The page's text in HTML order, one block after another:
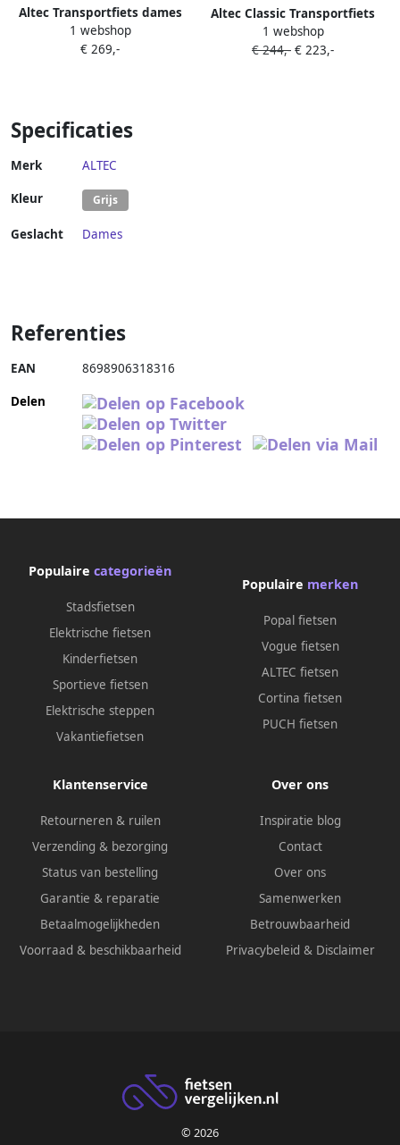
Altec Transportfiets dames
Classic 28 Inch 53 cm Dames
Terugtraprem Zalmroze
1 webshop
€ 269,-
Altec Classic Transportfiets
Damesfiets 28 inch 53 cm
Army Green
1 webshop
€ 244,- € 223,-
Specificaties
Merk ALTEC
Kleur Grijs
Geslacht Dames
Referenties
EAN 8698906318316
Delen
Populaire categorieën
Stadsfietsen
Elektrische fietsen
Kinderfietsen
Sportieve fietsen
Elektrische steppen
Vakantiefietsen
Populaire merken
Popal fietsen
Vogue fietsen
ALTEC fietsen
Cortina fietsen
PUCH fietsen
Klantenservice
Retourneren & ruilen
Verzending & bezorging
Status van bestelling
Garantie & reparatie
Betaalmogelijkheden
Voorraad & beschikbaarheid
Over ons
Inspiratie blog
Contact
Over ons
Samenwerken
Betrouwbaarheid
Privacybeleid & Disclaimer
© 2026